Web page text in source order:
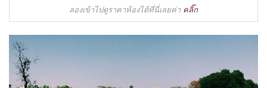
ลองเข้าไปดูราคาห้องได้ที่นี่เลยค่าคลิ๊ก